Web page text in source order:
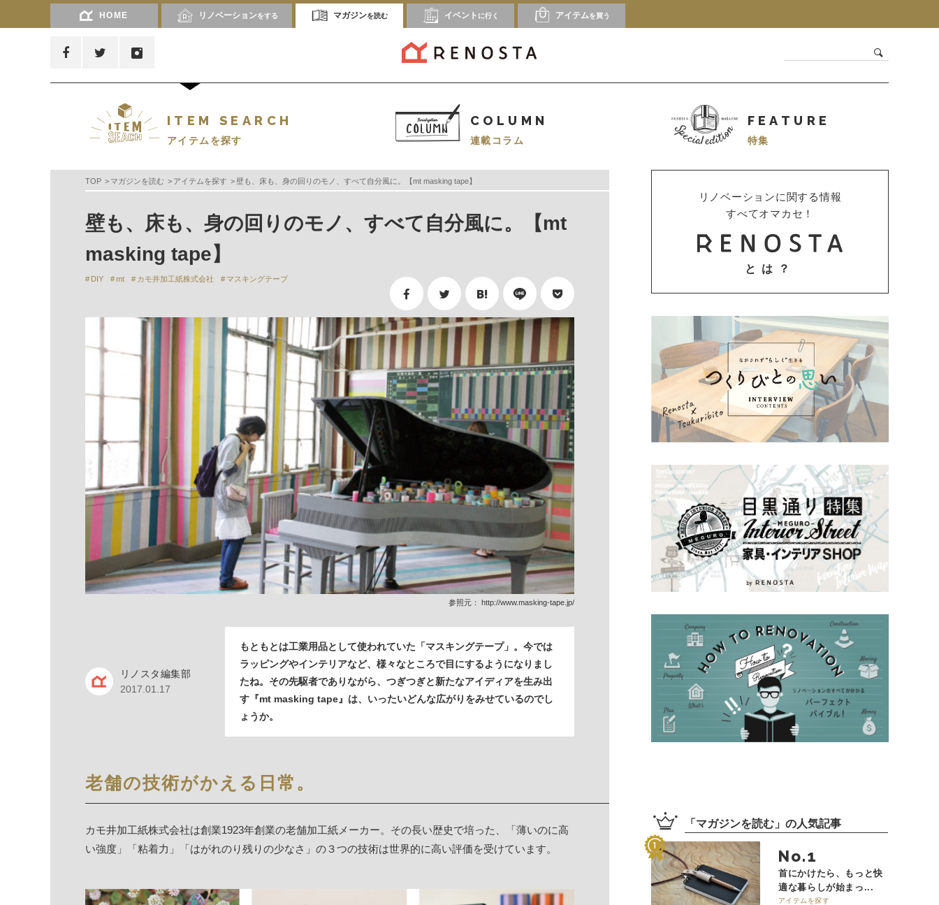
HOME リノベーションをする マガジンを読む イベント に行く アイテムを買う
ITEM SEARCH
アイテムを探す
COLUMN
連載コラム
FEATURE
特集
TOP マガジンを読む アイテムを探す 壁も、床も、身の回りのモノ、すべて自分風に。【mt masking tape】
壁も、床も、身の回りのモノ、すべて自分風に。【mt
masking tape】
DIY mt カモ井加工紙株式会社 マスキングテープ
参照元： http://www.masking-tape.jp/
リノスタ編集部
2017.01.17
もともとは工業用品として使われていた「マスキングテープ」。今では
ラッピングやインテリアなど、様々なところで目にするようになりまし
たね。その先駆者でありながら、つぎつぎと新たなアイディアを生み出
す『mt masking tape』は、いったいどんな広がりをみせているのでし
ょうか。
老舗の技術がかえる日常。
カモ井加工紙株式会社は創業1923年創業の老舗加工紙メーカー。その長い歴史で培った、「薄いのに高
い強度」「粘着力」「はがれのり残りの少なさ」の３つの技術は世界的に高い評価を受けています。
リノベーションに関する情報
すべてオマカセ！
とは？
「 マガジンを読む 」の人気記事
No.
首にかけたら、もっと快
適な暮らしが始まっ...
アイテムを探す